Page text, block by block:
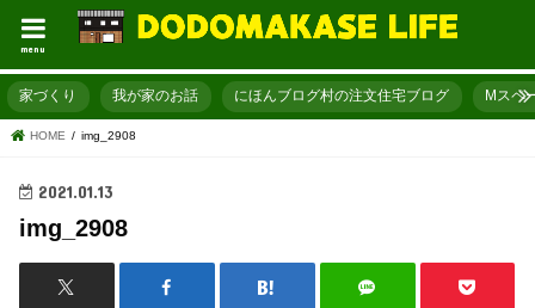
menu
家づくり 我が家のお話 にほんブログ村の注文住宅ブログ Mスペ
HOME img_2908
2021.01.13
img_2908